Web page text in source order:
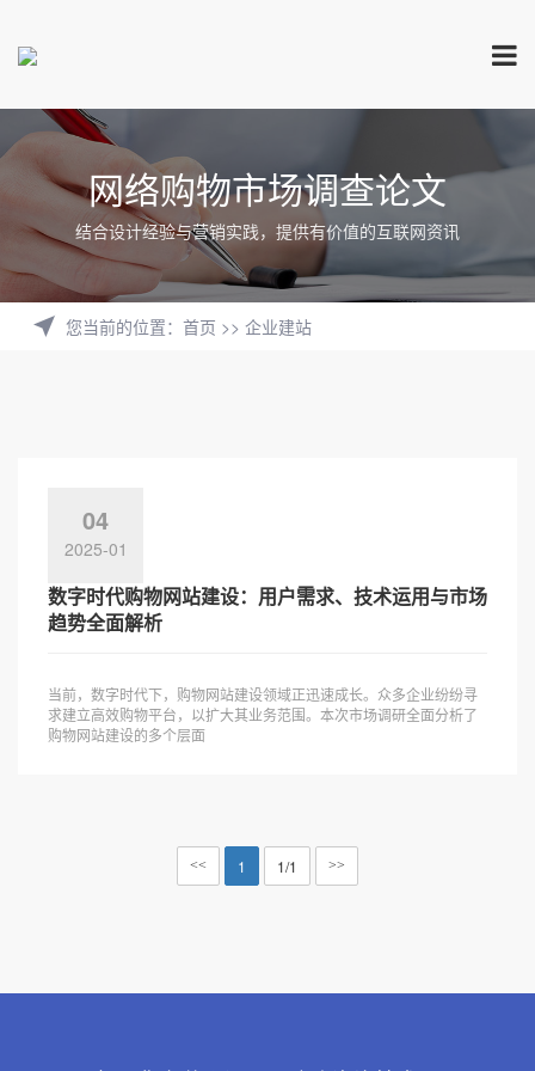
网络购物市场调查论文
结合设计经验与营销实践，提供有价值的互联网资讯
您当前的位置： 首页 >> 企业建站
04
2025-01
数字时代购物网站建设：用户需求、技术运用与市场
趋势全面解析
当前，数字时代下，购物网站建设领域正迅速成长。众多企业纷纷寻
求建立高效购物平台，以扩大其业务范围。本次市场调研全面分析了
购物网站建设的多个层面
<< 1 1/1 >>